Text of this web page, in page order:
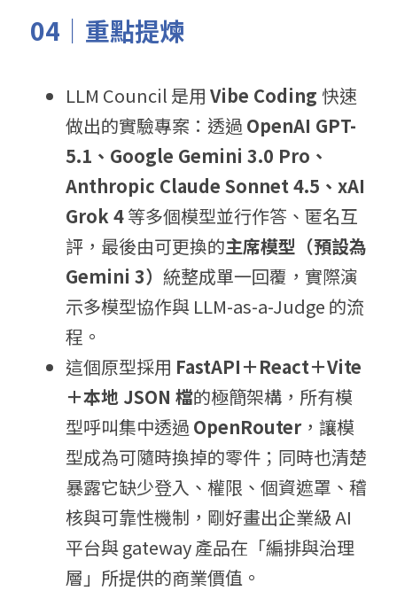
04｜重點提煉
LLM Council 是用 Vibe Coding 快速
做出的實驗專案：透過 OpenAI GPT-
5.1、Google Gemini 3.0 Pro、
Anthropic Claude Sonnet 4.5、xAI
Grok 4 等多個模型並行作答、匿名互
評，最後由可更換的主席模型（預設為
Gemini 3） 統整成單一回覆，實際演
示多模型協作與 LLM-as-a-Judge 的流
程。
這個原型採用 FastAPI＋React＋Vite
＋本地 JSON 檔的極簡架構，所有模
型呼叫集中透過 OpenRouter，讓模
型成為可隨時換掉的零件；同時也清楚
暴露它缺少登入、權限、個資遮罩、稽
核與可靠性機制，剛好畫出企業級 AI
平台與 gateway 產品在「編排與治理
層」所提供的商業價值。